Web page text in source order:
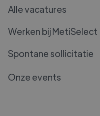
Alle vacatures
Werken bij MetiSelect
Spontane sollicitatie
Onze events